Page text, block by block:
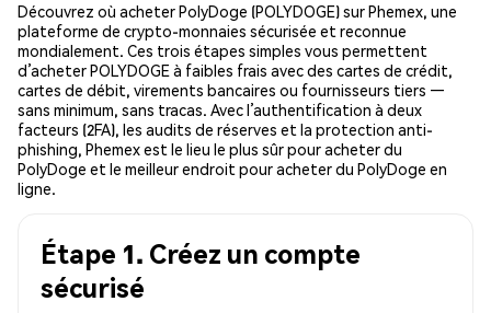
Découvrez où acheter PolyDoge (POLYDOGE) sur Phemex, une
plateforme de crypto-monnaies sécurisée et reconnue
mondialement. Ces trois étapes simples vous permettent
d’acheter POLYDOGE à faibles frais avec des cartes de crédit,
cartes de débit, virements bancaires ou fournisseurs tiers —
sans minimum, sans tracas. Avec l’authentification à deux
facteurs (2FA), les audits de réserves et la protection anti-
phishing, Phemex est le lieu le plus sûr pour acheter du
PolyDoge et le meilleur endroit pour acheter du PolyDoge en
ligne.
Étape 1. Créez un compte
sécurisé